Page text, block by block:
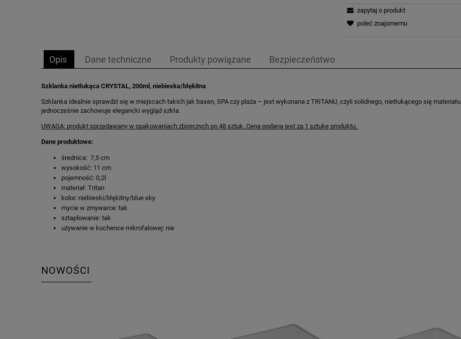
zapytaj o produkt
poleć znajomemu
Opis Dane techniczne Produkty powiązane Bezpieczeństwo
Szklanka nietłukąca CRYSTAL, 200ml, niebieska/błękitna
Szklanka idealnie sprawdzi się w miejscach takich jak basen, SPA czy plaża – jest wykonana z TRITANU, czyli solidnego, nietłukącego się
jednocześnie zachowuje elegancki wygląd szkła.
UWAGA: produkt sprzedawany w opakowaniach zbiorczych po 48 sztuk. Cena podana jest za 1 sztukę produktu.
Dane produktowe:
średnica: 7,5 cm
wysokość: 11 cm
pojemność: 0,2l
materiał: Tritan
kolor: niebieski/błękitny/blue sky
mycie w zmywarce: tak
sztaplowanie: tak
używanie w kuchence mikrofalowej: nie
NOWOŚCI